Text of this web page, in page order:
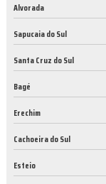
Alvorada
Sapucaia do Sul
Santa Cruz do Sul
Bagé
Erechim
Cachoeira do Sul
Esteio